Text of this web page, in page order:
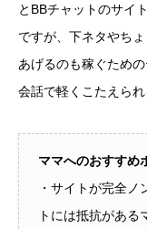
とBBチャットのサイ
ですが、下ネタやち
あげるのも稼ぐための
会話で軽くこたえら
ママへのおすすめ
・サイトが完全
トには抵抗がある